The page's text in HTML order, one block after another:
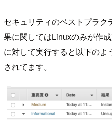
セキュリティのベストプラ
果に関してはLinuxのみが作
に対して実行すると以下の
されてます。